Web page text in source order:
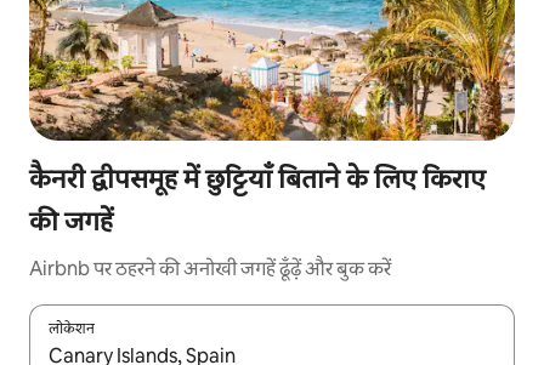
कैनरी द्वीपसमूह में छुट्टियाँ बिताने के लिए किराए
की जगहें
Airbnb पर ठहरने की अनोखी जगहें ढूँढ़ें और बुक करें
लोकेशन
नतीजों के उपलब्ध होने पर, अप और डाउन 'ऐरो की' का इस्तेमाल करके नेविगेट